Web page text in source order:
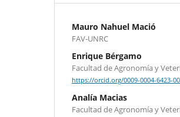
Mauro Nahuel Mació
FAV-UNRC
Enrique Bérgamo
Facultad de Agronomía y
https://orcid.org/0009-0004-6423-
Analía Macias
Facultad de Agronomía y